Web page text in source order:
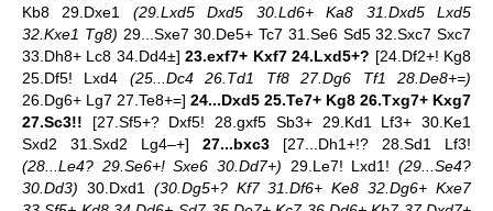
Kb8 29.Dxe1 (29.Lxd5 Dxd5 30.Ld6+ Ka8 31.Dxd5 Lxd5
32.Kxe1 Tg8) 29...Sxe7 30.De5+ Tc7 31.Se6 Sd5 32.Sxc7 Sxc7
33.Dh8+ Lc8 34.Dd4±]23.exf7+ Kxf7 24.Lxd5+? [24.Df2+! Kg8
25.Df5! Lxd4 (25...Dc4 26.Td1 Tf8 27.Dg6 Tf1 28.De8+=)
26.Dg6+ Lg7 27.Te8+=] 24...Dxd5 25.Te7+ Kg8 26.Txg7+ Kxg7
27.Sc3!! [27.Sf5+? Dxf5! 28.gxf5 Sb3+ 29.Kd1 Lf3+ 30.Ke1
Sxd2 31.Sxd2 Lg4–+] 27...bxc3 [27...Dh1+!? 28.Sd1 Lf3!
(28...Le4? 29.Se6+! Sxe6 30.Dd7+) 29.Le7! Lxd1!(29...Se4?
30.Dd3) 30.Dxd1 (30.Dg5+? Kf7 31.Df6+ Ke8 32.Dg6+ Kxe7